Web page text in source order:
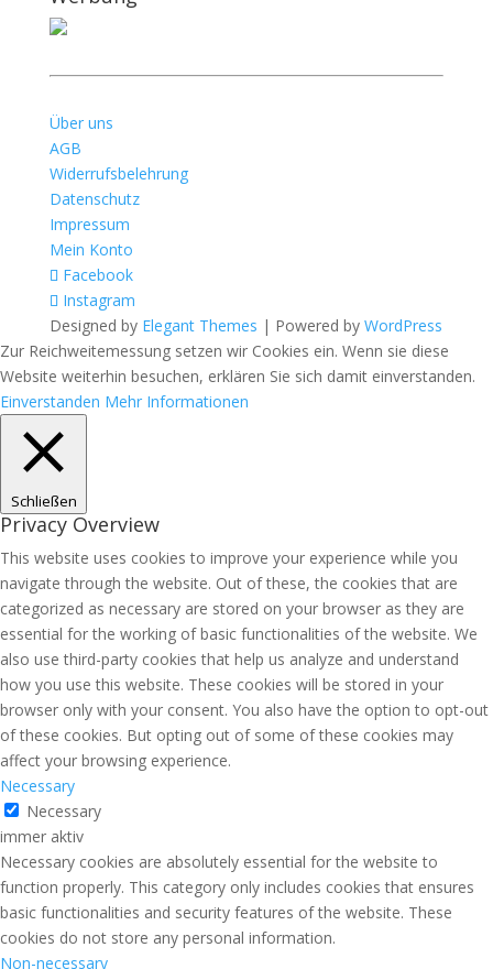
Über uns
AGB
Widerrufsbelehrung
Datenschutz
Impressum
Mein Konto
Facebook
Instagram
Designed by Elegant Themes | Powered by WordPress
Zur Reichweitemessung setzen wir Cookies ein. Wenn sie diese
Website weiterhin besuchen, erklären Sie sich damit einverstanden.
Einverstanden Mehr Informationen
Schließen
Privacy Overview
This website uses cookies to improve your experience while you
navigate through the website. Out of these, the cookies that are
categorized as necessary are stored on your browser as they are
essential for the working of basic functionalities of the website. We
also use third-party cookies that help us analyze and understand
how you use this website. These cookies will be stored in your
browser only with your consent. You also have the option to opt-out
of these cookies. But opting out of some of these cookies may
affect your browsing experience.
Necessary
Necessary
immer aktiv
Necessary cookies are absolutely essential for the website to
function properly. This category only includes cookies that ensures
basic functionalities and security features of the website. These
cookies do not store any personal information.
Non-necessary